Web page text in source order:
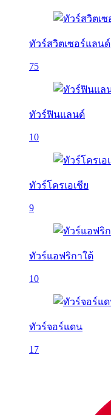
ทัวร์สวิตเซอร์แลนด์
75
ทัวร์ฟินแลนด์
10
ทัวร์โครเอเชีย
9
ทัวร์แอฟริกาใต้
10
ทัวร์จอร์แดน
17